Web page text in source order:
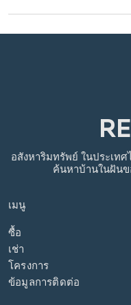
เมนู
ซื้อ
เช่า
โครงการ
ข้อมูลการติดต่อ
อสังหาริมทรัพย์ ในประเทศ
ค้นหาบ้านในฝัน